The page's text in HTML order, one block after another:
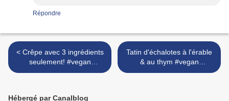
Répondre
< Crêpe avec 3 ingrédients
seulement! #vegan
#glutenfree
Tatin d'échalotes à l'érable
& au thym #vegan
#glutenfree >
Hébergé par Canalblog